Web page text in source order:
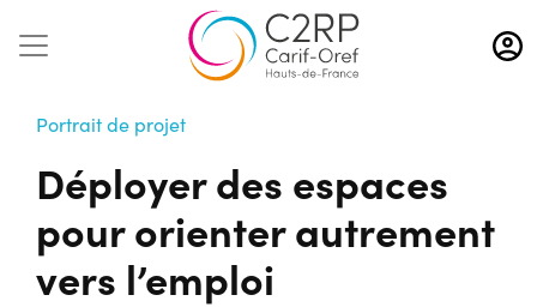
Aller
au
contenu
Portrait de projet
Déployer des espaces
pour orienter autrement
vers l’emploi